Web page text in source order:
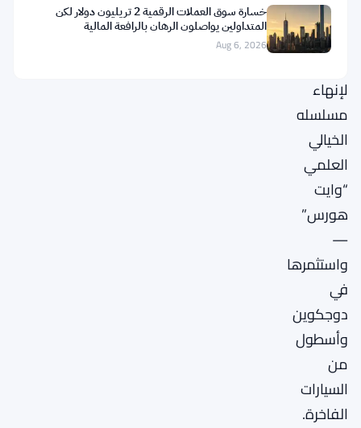
أموال
كانت
لإنهاء
مسلسله
الخيالي
العلمي
“وايت
هورس”
—
واستثمرها
في
دوجكوين
وأسطول
من
السيارات
الفاخرة.
خسارة سوق العملات الرقمية 2 تريليون دولار لكن
المتداولين يواصلون الرهان بالرافعة المالية
Aug 6, 2026